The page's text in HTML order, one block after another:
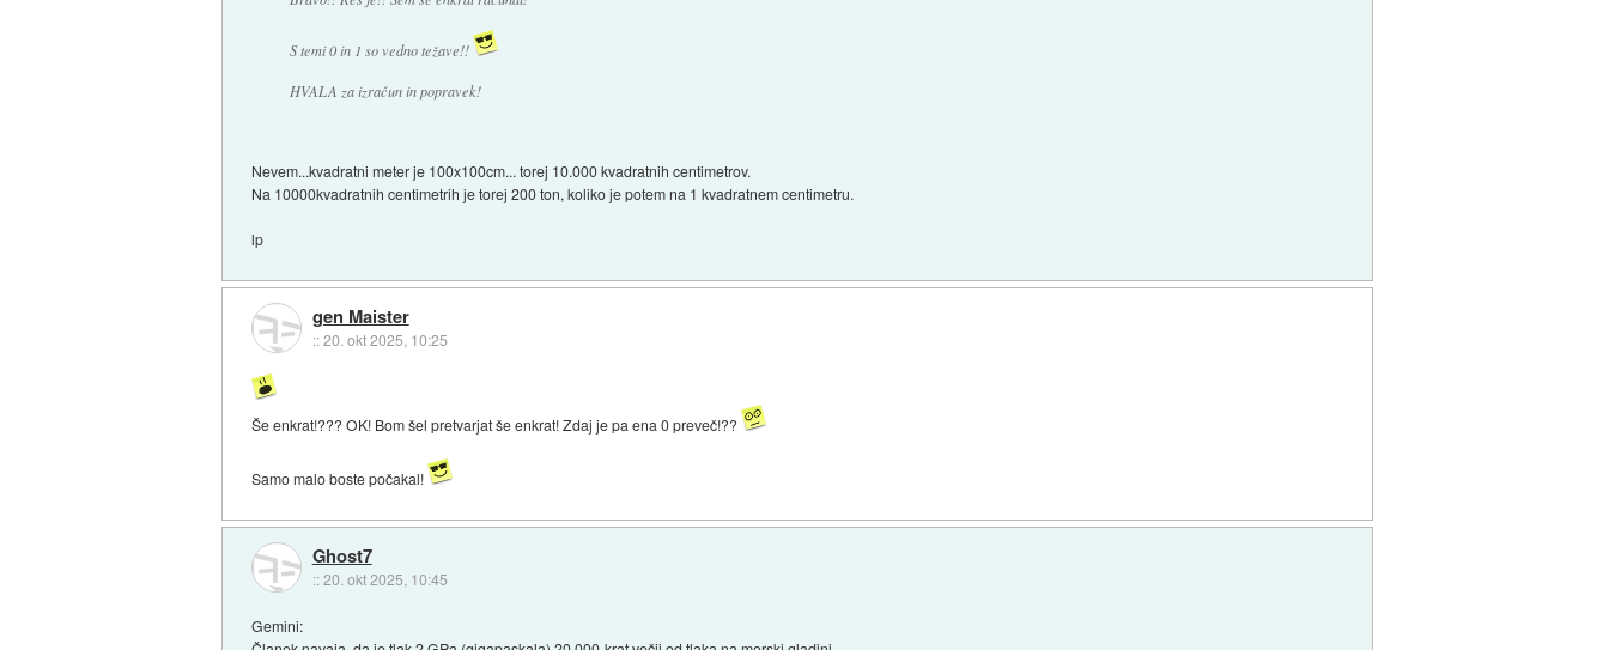
S temi 0 in 1 so vedno težave!!
HVALA za izračun in popravek!
Nevem...kvadratni meter je 100x100cm... torej 10.000 kvadratnih centimetrov.
Na 10000kvadratnih centimetrih je torej 200 ton, koliko je potem na 1 kvadratnem centimetru.
lp
gen Maister
::20. okt 2025, 10:25
Še enkrat!??? OK! Bom šel pretvarjat še enkrat! Zdaj je pa ena 0 preveč!??
Samo malo boste počakal!
Ghost7
::20. okt 2025, 10:45
Gemini: